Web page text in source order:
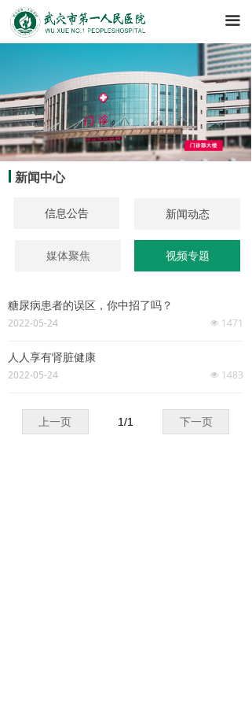
끀
新闻中心
媒体聚焦
信息公告
糖尿病患者的误区，你中招了吗？
넶 1471
2022-05-24
人人享有肾脏健康
넶 1483
2022-05-24
上一页 下一页
1/1
新闻动态
视频专题